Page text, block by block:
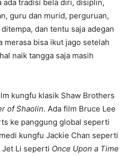
ada tradisi bela diri, disiplin,
guru dan murid, perguruan,
dan tentu saja adegan
merasa bisa ikut jago setelah
naik tangga saja masih
kungfu klasik Shaw Brothers
of Shaolin. Ada film Bruce Lee
ke panggung global seperti
kungfu Jackie Chan seperti
Jet Li seperti Once Upon a Time